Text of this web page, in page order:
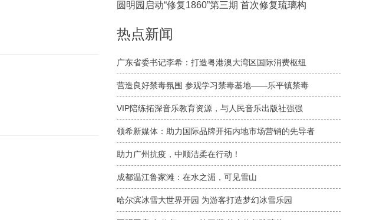
圆明园启动“修复1860”第三期 首次修复琉璃构
热点新闻
广东省委书记李希：打造粤港澳大湾区国际消费枢纽
营造良好禁毒氛围 参观学习禁毒基地——乐平镇禁毒
VIP陪练拓深音乐教育资源，与人民音乐出版社强强
领希新媒体：助力国际品牌开拓内地市场营销的先导者
助力广州抗疫，中顺洁柔在行动！
成都温江鲁家滩：在水之湄，可见雪山
哈尔滨冰雪大世界开园 为游客打造梦幻冰雪乐园